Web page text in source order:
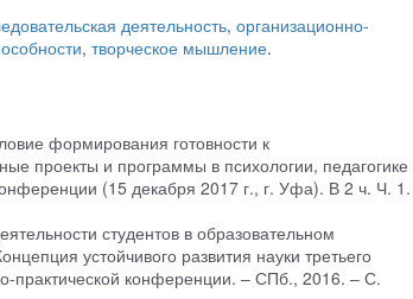
деятельность, организационно-
, творческое мышление.
формирования готовности к
проекты и программы в психологии, педагогике
(15 декабря 2017 г., г. Уфа). В 2 ч. Ч. 1.
студентов в образовательном
устойчивого развития науки третьего
практической конференции. – СПб., 2016. – С.